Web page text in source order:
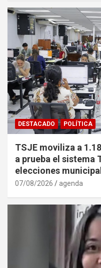
DESTACADO POLÍTICA
TSJE moviliza a
a prueba el sistema
elecciones
07/08/2026 agenda